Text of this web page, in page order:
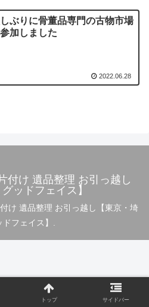
ぶりに骨董品専門の古物市場
加しました
2022.06.28
付け 遺品整理 お引っ越し
ッドフェイス】
け 遺品整理 お引っ越し【東京・埼
ドフェイス】.
トップ サイドバー